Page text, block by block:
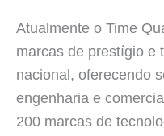
Atualmente o Time
marcas de prestígio e
nacional, oferecendo
engenharia e
200 marcas de